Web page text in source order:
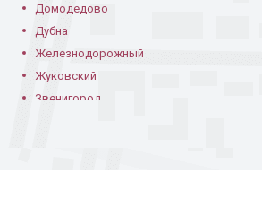
Домодедово
Дубна
Железнодорожный
Жуковский
Звенигород